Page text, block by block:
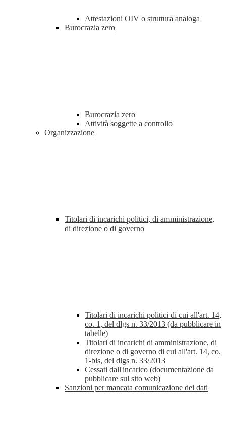
Attestazioni OIV o struttura analoga
Burocrazia zero
Burocrazia zero
Attività soggette a controllo
Organizzazione
Titolari di incarichi politici, di amministrazione,
di direzione o di governo
Titolari di incarichi politici di cui all'art. 14,
co. 1, del dlgs n. 33/2013 (da pubblicare in
tabelle)
Titolari di incarichi di amministrazione, di
direzione o di governo di cui all'art. 14, co.
1-bis, del dlgs n. 33/2013
Cessati dall'incarico (documentazione da
pubblicare sul sito web)
Sanzioni per mancata comunicazione dei dati